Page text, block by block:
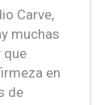
Carve,
muchas
que
en
de